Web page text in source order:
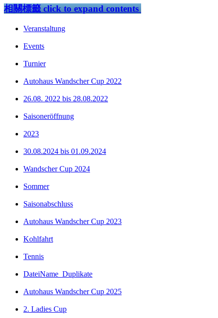
相關標籤click to expand contents
Veranstaltung
Events
Turnier
Autohaus Wandscher Cup 2022
26.08. 2022 bis 28.08.2022
Saisoneröffnung
2023
30.08.2024 bis 01.09.2024
Wandscher Cup 2024
Sommer
Saisonabschluss
Autohaus Wandscher Cup 2023
Kohlfahrt
Tennis
DateiName_Duplikate
Autohaus Wandscher Cup 2025
2. Ladies Cup